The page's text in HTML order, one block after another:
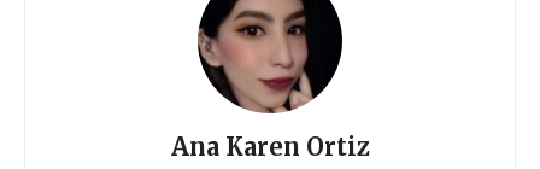
Ana Karen Ortiz